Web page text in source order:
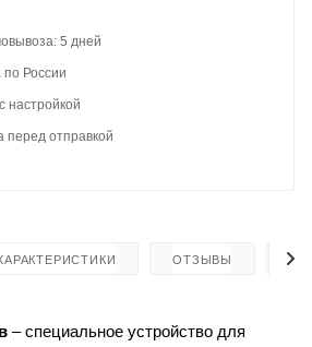
5 дней
по России
настройкой
перед отправкой
ОТЗЫВЫ
– специальное устройство для